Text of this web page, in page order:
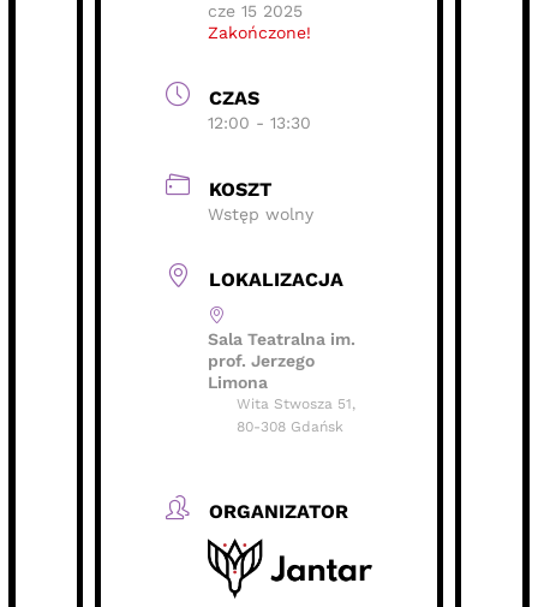
cze 15 2025
Zakończone!
CZAS
12:00 - 13:30
KOSZT
Wstęp wolny
LOKALIZACJA
Sala Teatralna im.
prof. Jerzego
Limona
Wita Stwosza 51,
80-308 Gdańsk
ORGANIZATOR